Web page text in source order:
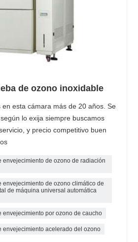
de ozono inoxidable
en esta cámara más de 20 años. Se
lo exija siempre buscamos
y precio competitivo buen
envejecimiento de ozono de radiación
envejecimiento de ozono climático de
de máquina universal automática
envejecimiento por ozono de caucho
envejecimiento acelerado del ozono